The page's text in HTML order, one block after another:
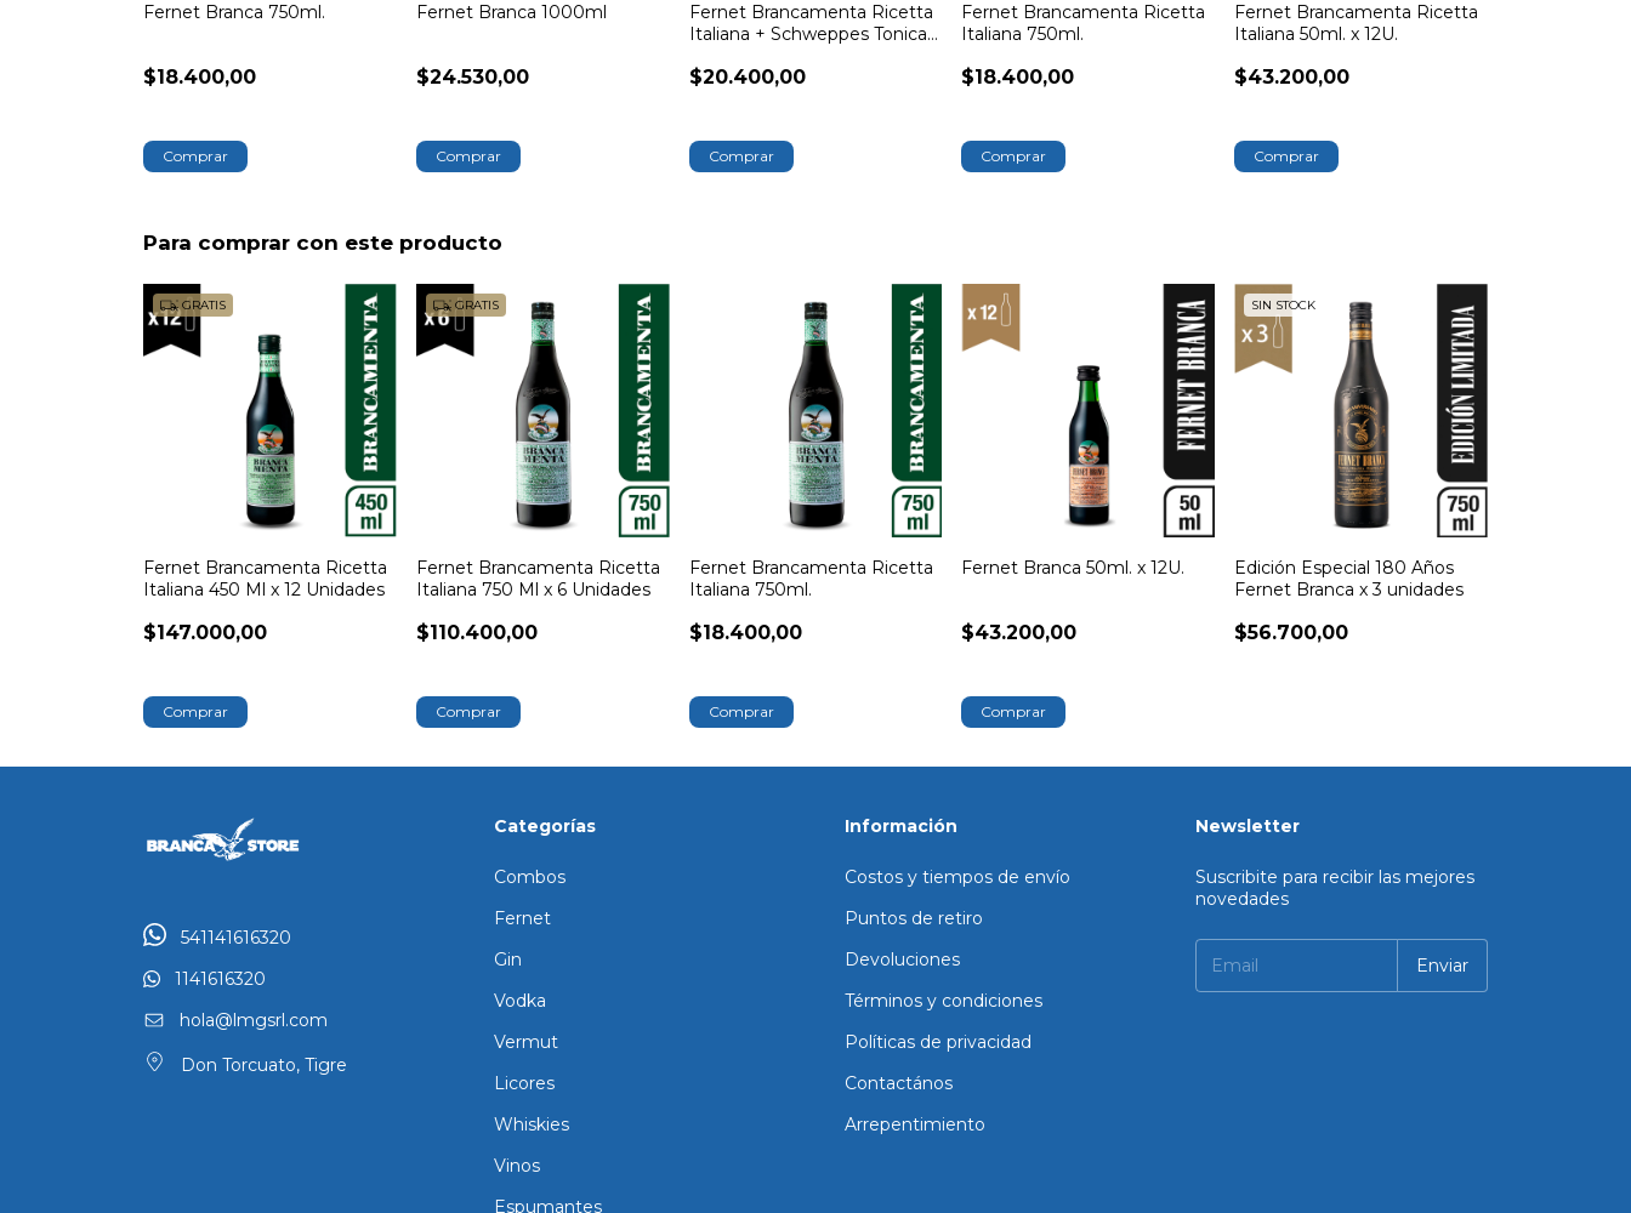
Fernet Branca 750ml.
$18.400,00
Fernet Branca 1000ml
$24.530,00
Fernet Brancamenta Ricetta
Italiana + Schweppes Tonica
$20.400,00
Fernet Brancamenta Ricetta
Italiana 750ml.
$18.400,00
Fernet Brancamenta Ricetta
Italiana 50ml. x 12U.
$43.200,00
Para comprar con este producto
GRATIS
Fernet Brancamenta Ricetta
Italiana 450 Ml x 12 Unidades
$147.000,00
GRATIS
Fernet Brancamenta Ricetta
Italiana 750 Ml x 6 Unidades
$110.400,00
Fernet Brancamenta Ricetta
Italiana 750ml.
$18.400,00
Fernet Branca 50ml. x 12U.
$43.200,00
SIN STOCK
Edición Especial 180 Años
Fernet Branca x 3 unidades
$56.700,00
541141616320
1141616320
hola@lmgsrl.com
Don Torcuato, Tigre
Categorías
Combos
Fernet
Gin
Vodka
Vermut
Licores
Whiskies
Vinos
Espumantes
Información
Costos y tiempos de envío
Puntos de retiro
Devoluciones
Términos y condiciones
Políticas de privacidad
Contactános
Arrepentimiento
Newsletter
Suscribite para recibir las mejores
novedades